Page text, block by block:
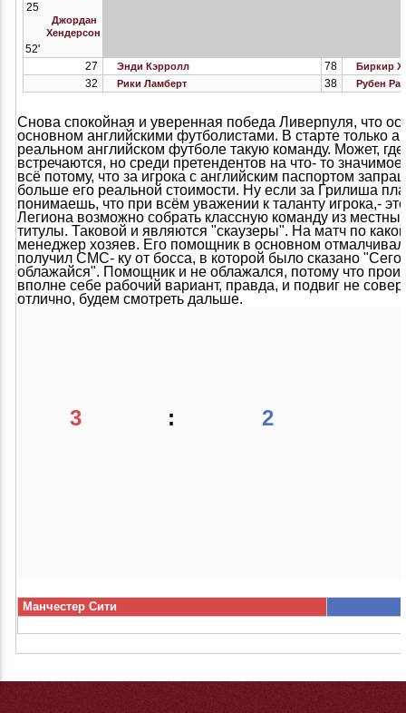
25
Джордан
Хендерсон
52'
27
Энди Кэрролл 78 Биркир
32 Рики Ламберт 38 Рубен
Снова спокойная и уверенная победа Ливерпуля, что
основном английскими футболистами. В старте только
реальном английском футболе такую команду. Может,
встречаются, но среди претендентов на что- то
всё потому, что за игрока с английским паспортом
больше его реальной стоимости. Ну если за Грилиша
понимаешь, что при всём уважении к таланту игрока,-
Легиона возможно собрать классную команду из
титулы. Таковой и являются "скаузеры". На матч по
менеджер хозяев. Его помощник в основном
получил СМС- ку от босса, в которой было сказано
облажайся". Помощник и не облажался, потому что
вполне себе рабочий вариант, правда, и подвиг не
отлично, будем смотреть дальше.
3 : 2
Манчестер Сити